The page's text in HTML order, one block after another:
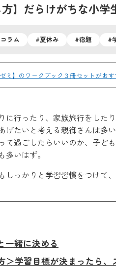
方】だらけがちな小
ラム #夏休み #宿題 #
ミ】のワークブック３冊セットがお
に行ったり、家族旅行をした
たいと考える親御さんは多い
て過ごしたらいいのか、子ど
いはず。
しっかりと学習習慣をつけて
一緒に決める
＞学習目標が決まったら、